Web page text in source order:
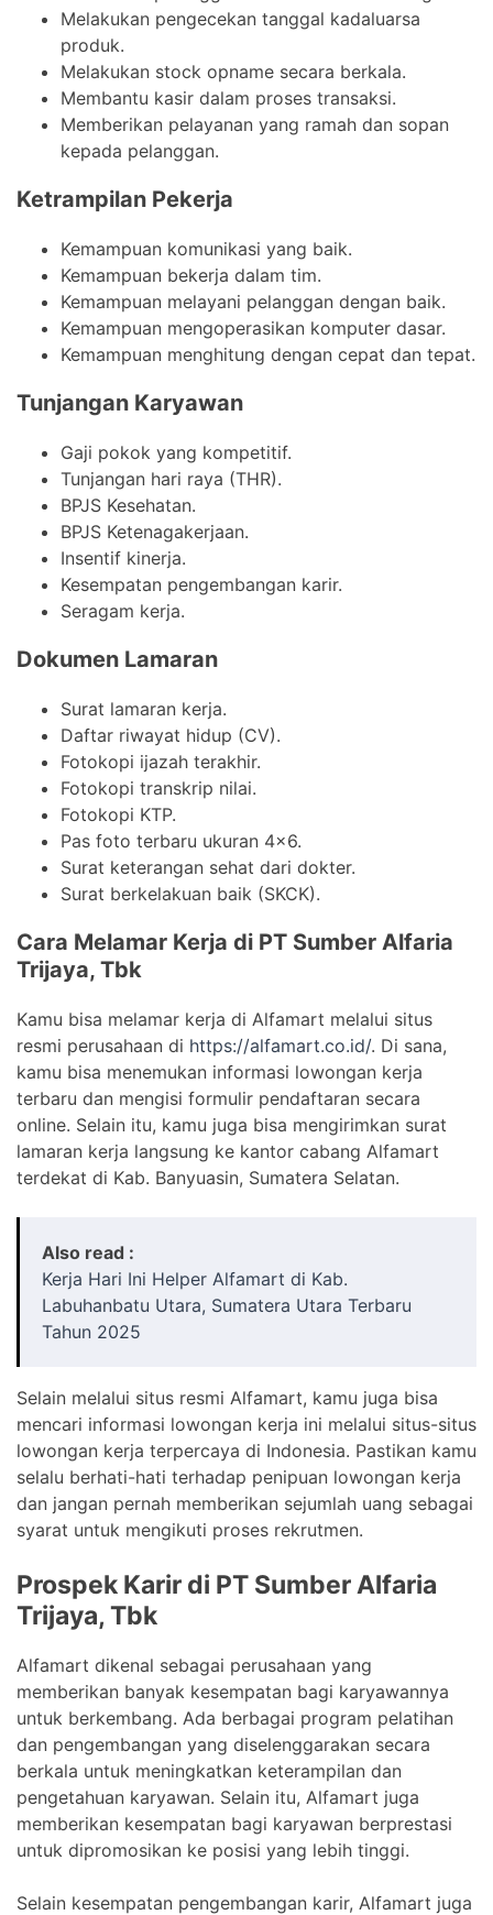
Melakukan pengecekan tanggal kadaluarsa
produk.
Melakukan stock opname secara berkala.
Membantu kasir dalam proses transaksi.
Memberikan pelayanan yang ramah dan sopan
kepada pelanggan.
Ketrampilan Pekerja
Kemampuan komunikasi yang baik.
Kemampuan bekerja dalam tim.
Kemampuan melayani pelanggan dengan baik.
Kemampuan mengoperasikan komputer dasar.
Kemampuan menghitung dengan cepat dan tepat.
Tunjangan Karyawan
Gaji pokok yang kompetitif.
Tunjangan hari raya (THR).
BPJS Kesehatan.
BPJS Ketenagakerjaan.
Insentif kinerja.
Kesempatan pengembangan karir.
Seragam kerja.
Dokumen Lamaran
Surat lamaran kerja.
Daftar riwayat hidup (CV).
Fotokopi ijazah terakhir.
Fotokopi transkrip nilai.
Fotokopi KTP.
Pas foto terbaru ukuran 4×6.
Surat keterangan sehat dari dokter.
Surat berkelakuan baik (SKCK).
Cara Melamar Kerja di PT Sumber Alfaria
Trijaya, Tbk
Kamu bisa melamar kerja di Alfamart melalui situs
resmi perusahaan di https://alfamart.co.id/. Di sana,
kamu bisa menemukan informasi lowongan kerja
terbaru dan mengisi formulir pendaftaran secara
online. Selain itu, kamu juga bisa mengirimkan surat
lamaran kerja langsung ke kantor cabang Alfamart
terdekat di Kab. Banyuasin, Sumatera Selatan.
Also read :
Kerja Hari Ini Helper Alfamart di Kab.
Labuhanbatu Utara, Sumatera Utara Terbaru
Tahun 2025
Selain melalui situs resmi Alfamart, kamu juga bisa
mencari informasi lowongan kerja ini melalui situs-situs
lowongan kerja terpercaya di Indonesia. Pastikan kamu
selalu berhati-hati terhadap penipuan lowongan kerja
dan jangan pernah memberikan sejumlah uang sebagai
syarat untuk mengikuti proses rekrutmen.
Prospek Karir di PT Sumber Alfaria
Trijaya, Tbk
Alfamart dikenal sebagai perusahaan yang
memberikan banyak kesempatan bagi karyawannya
untuk berkembang. Ada berbagai program pelatihan
dan pengembangan yang diselenggarakan secara
berkala untuk meningkatkan keterampilan dan
pengetahuan karyawan. Selain itu, Alfamart juga
memberikan kesempatan bagi karyawan berprestasi
untuk dipromosikan ke posisi yang lebih tinggi.
Selain kesempatan pengembangan karir, Alfamart juga